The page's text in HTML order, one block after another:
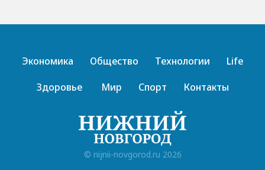
Экономика Общество Технологии
Life
Здоровье
Мир Спорт Контакты
© nijnii-novgorod.ru 2026